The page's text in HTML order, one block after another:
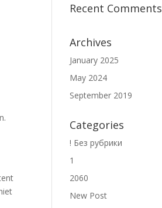
Recent Comments
Archives
January 2025
May 2024
September 2019
Categories
! Без рубрики
1
2060
New Post